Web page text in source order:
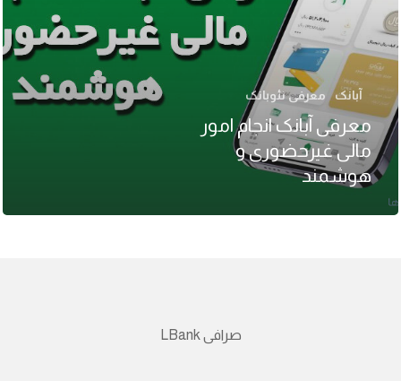
آبانک معرفی نئوبانک
معرفی آبانک انجام امور
مالی غیرحضوری و
هوشمند
صرافی LBank